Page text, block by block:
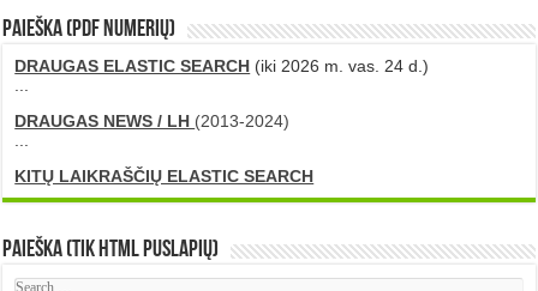
PAIEŠKA (PDF numerių)
DRAUGAS ELASTIC SEARCH (iki 2026 m. vas. 24 d.)
DRAUGAS NEWS / LH (2013-2024)
KITŲ LAIKRAŠČIŲ ELASTIC SEARCH
Paieška (tik HTML puslapių)